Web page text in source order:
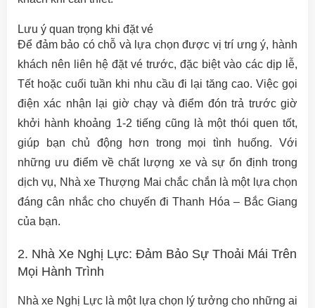
Lưu ý quan trọng khi đặt vé
Để đảm bảo có chỗ và lựa chọn được vị trí ưng ý, hành
khách nên liên hệ đặt vé trước, đặc biệt vào các dịp lễ,
Tết hoặc cuối tuần khi nhu cầu đi lại tăng cao. Việc gọi
điện xác nhận lại giờ chạy và điểm đón trả trước giờ
khởi hành khoảng 1-2 tiếng cũng là một thói quen tốt,
giúp bạn chủ động hơn trong mọi tình huống. Với
những ưu điểm về chất lượng xe và sự ổn định trong
dịch vụ, Nhà xe Thượng Mai chắc chắn là một lựa chọn
đáng cân nhắc cho chuyến đi Thanh Hóa – Bắc Giang
của bạn.
2. Nhà Xe Nghị Lực: Đảm Bảo Sự Thoải Mái Trên
Mọi Hành Trình
Nhà xe Nghị Lực là một lựa chọn lý tưởng cho những ai